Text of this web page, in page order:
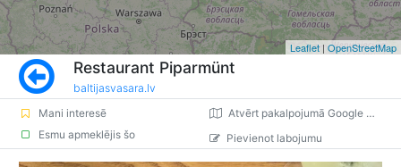
Leaflet | OpenStreetMap
Restaurant Piparmünt
baltijasvasara.lv
Mani interesē
Esmu apmeklējis šo
Atvērt pakalpojumā Google Maps
Pievienot labojumu